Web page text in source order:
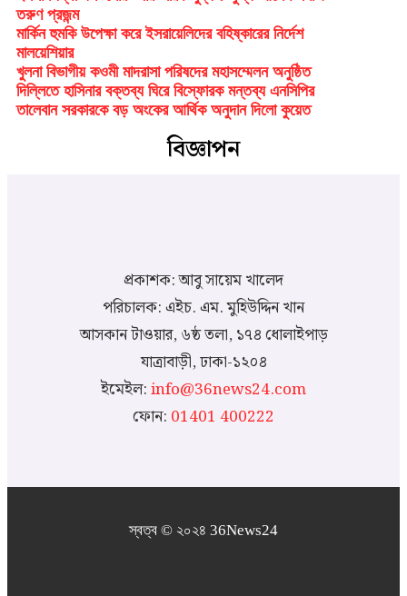
তরুণ প্রজন্ম
মার্কিন হুমকি উপেক্ষা করে ইসরায়েলিদের বহিষ্কারের নির্দেশ
মালয়েশিয়ার
খুলনা বিভাগীয় কওমী মাদরাসা পরিষদের মহাসম্মেলন অনুষ্ঠিত
দিল্লিতে হাসিনার বক্তব্য ঘিরে বিস্ফোরক মন্তব্য এনসিপির
তালেবান সরকারকে বড় অংকের আর্থিক অনুদান দিলো কুয়েত
বিজ্ঞাপন
প্রকাশক: আবু সায়েম খালেদ
পরিচালক: এইচ. এম. মুহিউদ্দিন খান
আসকান টাওয়ার, ৬ষ্ঠ তলা, ১৭৪ ধোলাইপাড়
যাত্রাবাড়ী, ঢাকা-১২০৪
ইমেইল:info@36news24.com
ফোন: 01401 400222
স্বত্ব © ২০২৪ 36News24